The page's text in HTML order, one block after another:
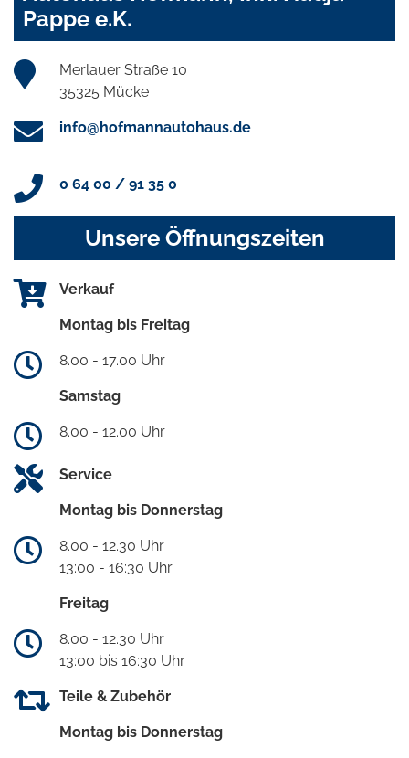
Pappe e.K.
Merlauer Straße 10
35325 Mücke
info@hofmannautohaus.de
0 64 00 / 91 35 0
Unsere Öffnungszeiten
Verkauf
Montag bis Freitag
8.00 - 17.00 Uhr
Samstag
8.00 - 12.00 Uhr
Service
Montag bis Donnerstag
8.00 - 12.30 Uhr
13:00 - 16:30 Uhr
Freitag
8.00 - 12.30 Uhr
13:00 bis 16:30 Uhr
Teile & Zubehör
Montag bis Donnerstag